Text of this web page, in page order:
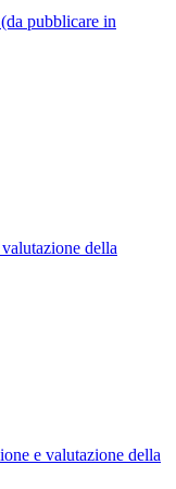
pubblicare in
della
e valutazione della